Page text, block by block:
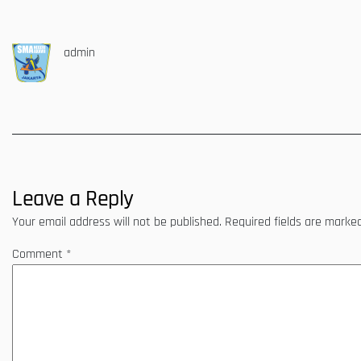
admin
Leave a Reply
Your email address will not be published. Required fields are
Comment *